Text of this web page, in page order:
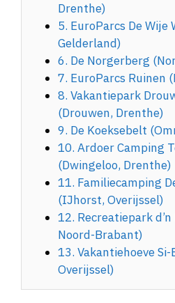
Drenthe)
5. EuroParcs De
Gelderland)
6. De Norgerberg
7. EuroParcs Ruinen
8. Vakantiepark
(Drouwen, Drenthe)
9. De Koeksebelt
10. Ardoer Camping
(Dwingeloo, Drenthe)
11. Familiecamping
(IJhorst, Overijssel)
12. Recreatiepark
Noord-Brabant)
13. Vakantiehoeve
Overijssel)